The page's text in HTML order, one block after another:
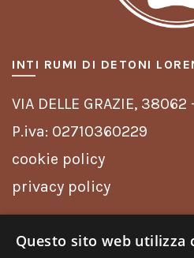
INTI RUMI DI DETONI
VIA DELLE GRAZIE, 38062
P.iva: 02710360229
cookie policy
privacy policy
Questo sito web utilizza